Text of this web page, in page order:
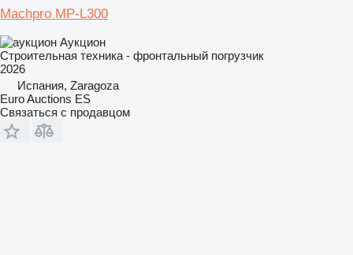
Machpro MP-L300
Аукцион
Строительная техника - фронтальный погрузчик
2026
Испания, Zaragoza
Euro Auctions ES
Связаться с продавцом